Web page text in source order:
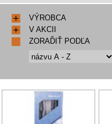
VÝROBCA
V AKCII
ZORAĎIŤ PODĽA